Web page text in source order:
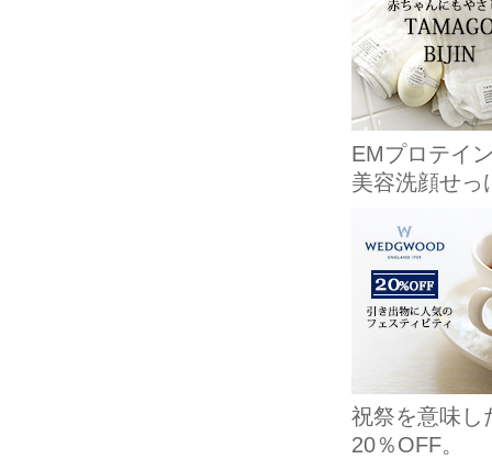
EMプロテイ
美容洗顔せっ
祝祭を意味し
20％OFF。